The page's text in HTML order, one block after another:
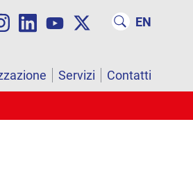
EN
Servizi Contatti